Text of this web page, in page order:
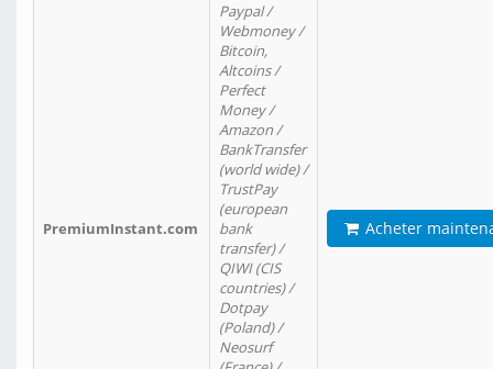
PremiumInstant.com
Paypal /
Webmoney /
Bitcoin,
Altcoins /
Perfect
Money /
Amazon /
BankTransfer
(world wide) /
TrustPay
(european
bank
transfer) /
QIWI (CIS
countries) /
Dotpay
(Poland) /
Neosurf
Acheter